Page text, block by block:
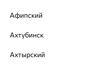
Каталог
Акции
Афипский
Ахтубинск
Ахтырский